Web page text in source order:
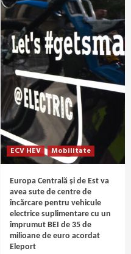
ECV HEV Mobilitate
Europa Centrală și de Est va
avea sute de centre de
încărcare pentru vehicule
electrice suplimentare cu un
împrumut BEI de 35 de
milioane de euro acordat
Eleport